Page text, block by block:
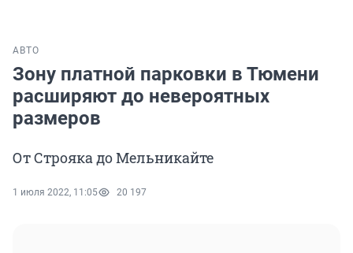
АВТО
Зону платной парковки в Тюмени
расширяют до невероятных
размеров
От Строяка до Мельникайте
1 июля 2022, 11:05 20 197